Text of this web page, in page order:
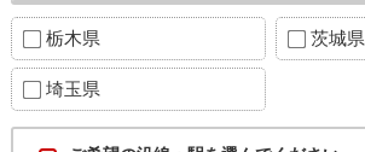
栃木県 茨城県
埼玉県